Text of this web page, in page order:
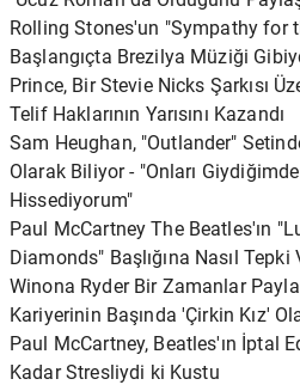
Rolling Stones'un "Sympathy for
Başlangıçta Brezilya Müziği
Prince, Bir Stevie Nicks Şarkısı
Telif Haklarının Yarısını Kazandı
Sam Heughan, "Outlander"
Olarak Biliyor - "Onları
Hissediyorum"
Paul McCartney The Beatles'ın
Diamonds" Başlığına Nasıl Tepki
Winona Ryder Bir Zamanlar
Kariyerinin Başında 'Çirkin Kız'
Paul McCartney, Beatles'ın İptal
Kadar Stresliydi ki Kustu